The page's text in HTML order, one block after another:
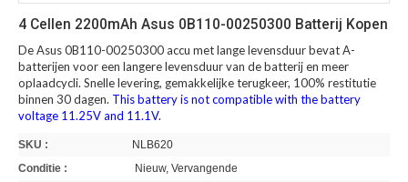
4 Cellen 2200mAh Asus 0B110-00250300 Batterij Kopen
De Asus 0B110-00250300 accu met lange levensduur bevat A-
batterijen voor een langere levensduur van de batterij en meer
oplaadcycli. Snelle levering, gemakkelijke terugkeer, 100% restitutie
binnen 30 dagen. This battery is not compatible with the battery
voltage 11.25V and 11.1V.
SKU :
NLB620
Conditie :
Nieuw, Vervangende